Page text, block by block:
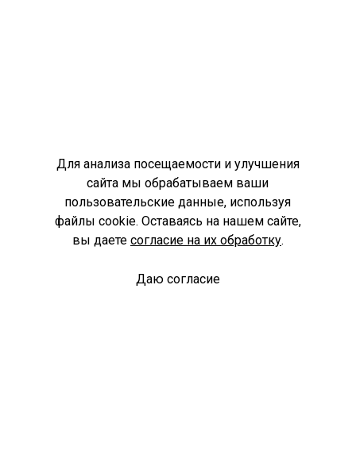
Для анализа посещаемости и улучшения
сайта мы обрабатываем ваши
пользовательские данные, используя
файлы cookie. Оставаясь на нашем сайте,
вы даете согласие на их обработку.
Даю согласие